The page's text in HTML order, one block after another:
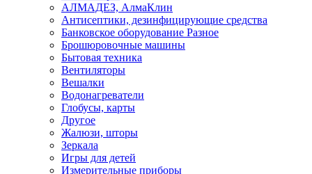
АЛМАДЕЗ, АлмаКлин
Антисептики, дезинфицирующие средства
Банковское оборудование Разное
Брошюровочные машины
Бытовая техника
Вентиляторы
Вешалки
Водонагреватели
Глобусы, карты
Другое
Жалюзи, шторы
Зеркала
Игры для детей
Измерительные приборы